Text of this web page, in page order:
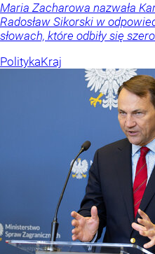
Maria Zacharowa nazwała
Radosław Sikorski w
słowach, które odbiły się
PolitykaKraj